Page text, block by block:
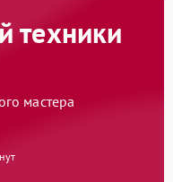
техники
мастера